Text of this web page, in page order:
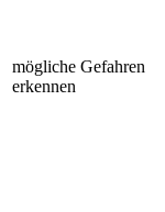
mögliche Gefahren
erkennen